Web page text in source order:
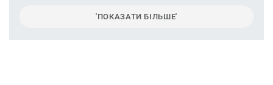
'ПОКАЗАТИ БІЛЬШЕ'